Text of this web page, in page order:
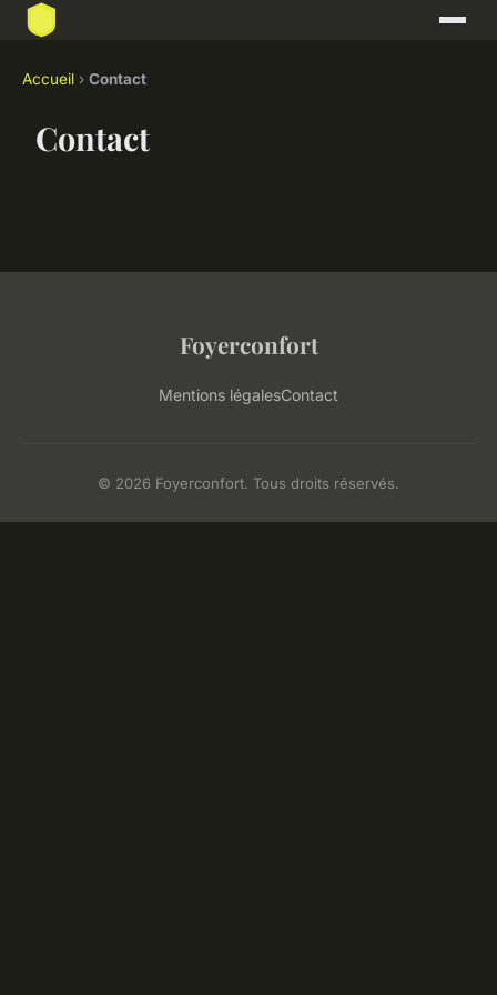
Accueil › Contact
Contact
Foyerconfort
Mentions légalesContact
© 2026 Foyerconfort. Tous droits réservés.